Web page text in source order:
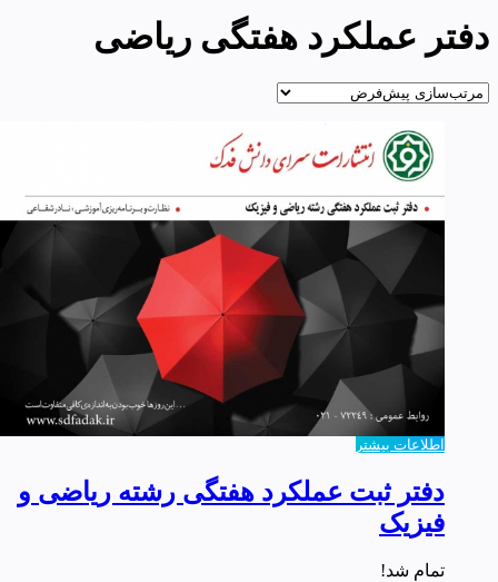
دفتر عملکرد هفتگی ریاضی
اطلاعات بیشتر
دفتر ثبت عملکرد هفتگی رشته ریاضی و
فیزیک
تمام شد!